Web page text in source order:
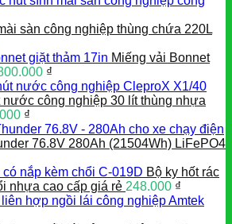
sàn công nghiệp thùng chứa 220L
Miếng vải Bonnet
₫
nước công nghiệp 30 lít thùng nhựa
₫
76.8V 280Ah (21504Wh) LiFePO4
Bộ ky hốt rác
nhựa cao cấp giá rẻ 248.000 ₫